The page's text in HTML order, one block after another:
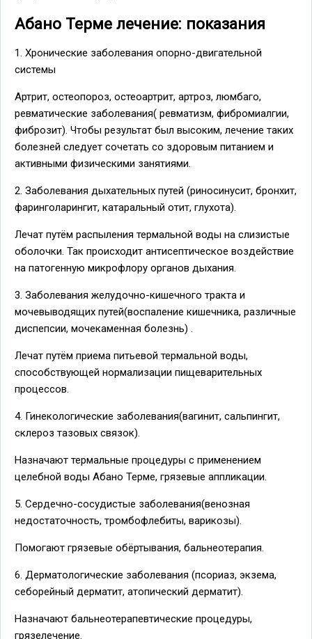
Абано Терме лечение: показания
1. Хронические заболевания опорно-двигательной
системы
Артрит, остеопороз, остеоартрит, артроз, люмбаго,
ревматические заболевания( ревматизм, фибромиалгии,
фиброзит). Чтобы результат был высоким, лечение таких
болезней следует сочетать со здоровым питанием и
активными физическими занятиями.
2. Заболевания дыхательных путей (риносинусит, бронхит,
фаринголарингит, катаральный отит, глухота).
Лечат путём распыления термальной воды на слизистые
оболочки. Так происходит антисептическое воздействие
на патогенную микрофлору органов дыхания.
3. Заболевания желудочно-кишечного тракта и
мочевыводящих путей(воспаление кишечника, различные
диспепсии, мочекаменная болезнь) .
Лечат путём приема питьевой термальной воды,
способствующей нормализации пищеварительных
процессов.
4. Гинекологические заболевания(вагинит, сальпингит,
склероз тазовых связок).
Назначают термальные процедуры с применением
целебной воды Абано Терме, грязевые аппликации.
5. Сердечно-сосудистые заболевания(венозная
недостаточность, тромбофлебиты, варикозы).
Помогают грязевые обёртывания, бальнеотерапия.
6. Дерматологические заболевания (псориаз, экзема,
себорейный дерматит, атопический дерматит).
Назначают бальнеотерапевтические процедуры,
грязелечение.